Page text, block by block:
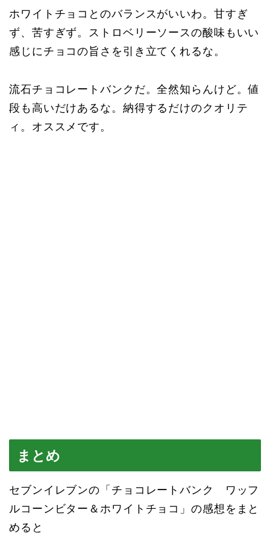
ホワイトチョコとのバランスがいいわ。甘すぎ
ず、苦すぎず。ストロベリーソースの酸味もいい
感じにチョコの旨さを引き立てくれるな。
流石チョコレートバンクだ。全然知らんけど。値
段も高いだけあるな。納得するだけのクオリテ
ィ。オススメです。
まとめ
セブンイレブンの「チョコレートバンク ワッフ
ルコーンビター＆ホワイトチョコ」の感想をまと
めると